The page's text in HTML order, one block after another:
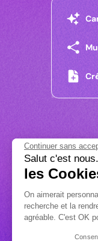
Continuer sans
Salut c'est
les
On aimerait
recherche et la
agréable. C'est OK